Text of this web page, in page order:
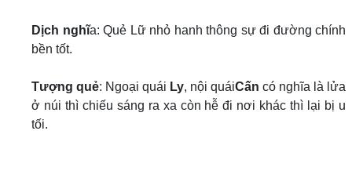
Dịch nghĩa: Quẻ Lữ nhỏ hanh thông sự đi đường chính
bền tốt.
Tượng quẻ: Ngoại quái Ly, nội quáiCấn có nghĩa là lửa
ở núi thì chiếu sáng ra xa còn hễ đi nơi khác thì lại bị u
tối.